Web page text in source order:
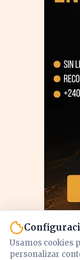
Usamos cookies
personalizar